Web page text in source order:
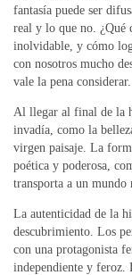
fantasía puede ser
real y lo que no. ¿Qué
inolvidable, y cómo
con nosotros mucho
vale la pena considerar.
Al llegar al final de la
invadía, como la
virgen paisaje. La
poética y poderosa,
transporta a un mundo
La autenticidad de la
descubrimiento. Los
con una protagonista
independiente y feroz.